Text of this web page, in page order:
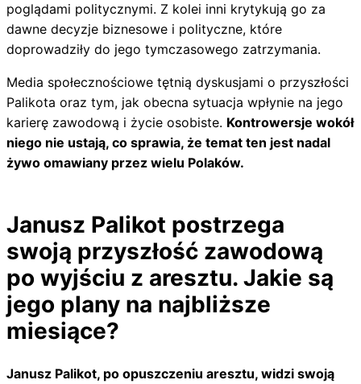
poglądami politycznymi. Z kolei inni krytykują go za
dawne decyzje biznesowe i polityczne, które
doprowadziły do jego tymczasowego zatrzymania.
Media społecznościowe tętnią dyskusjami o przyszłości
Palikota oraz tym, jak obecna sytuacja wpłynie na jego
karierę zawodową i życie osobiste. Kontrowersje wokół
niego nie ustają, co sprawia, że temat ten jest nadal
żywo omawiany przez wielu Polaków.
Janusz Palikot postrzega
swoją przyszłość zawodową
po wyjściu z aresztu. Jakie są
jego plany na najbliższe
miesiące?
Janusz Palikot, po opuszczeniu aresztu, widzi swoją